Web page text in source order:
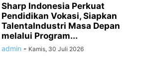
Sharp Indonesia Perkuat
Pendidikan Vokasi, Siapkan
TalentaIndustri Masa Depan
melalui Program...
admin - Kamis, 30 Juli 2026